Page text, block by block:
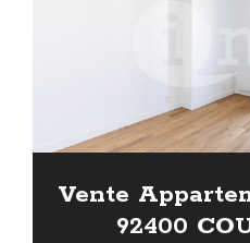
Vente
92400